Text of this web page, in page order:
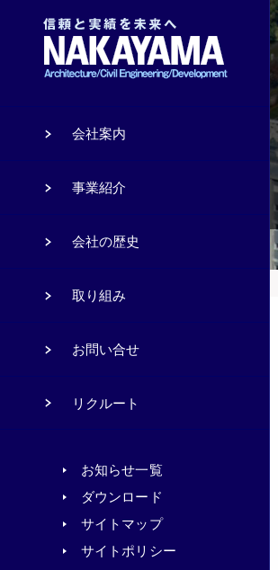
会社案内
事業紹介
会社の歴史
取り組み
お問い合せ
リクルート
お知らせ一覧
ダウンロード
サイトマップ
サイトポリシー